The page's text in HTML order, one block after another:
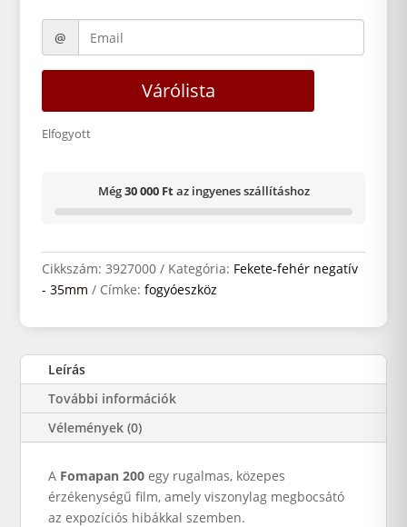
Várólista
Elfogyott
Még30 000 Ftaz ingyenes szállításhoz
Cikkszám:3927000 Kategória: Fekete-fehér negatív
- 35mm
Címke:fogyóeszköz
Leírás
További információk
Vélemények (0)
A Fomapan 200 egy rugalmas, közepes
érzékenységű film,amely viszonylag megbocsátó
az expozíciós hibákkal szemben.